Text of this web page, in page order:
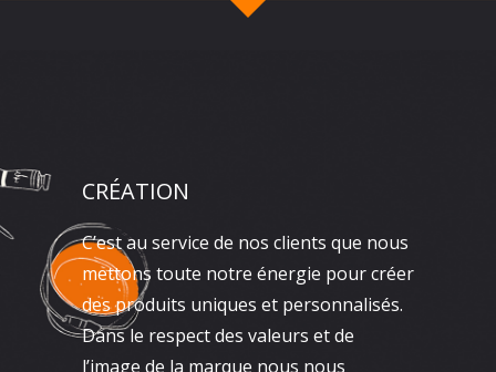
CRÉATION
C’est au service de nos clients que nous
mettons toute notre énergie pour créer
des produits uniques et personnalisés.
Dans le respect des valeurs et de
l’image de la marque nous nous